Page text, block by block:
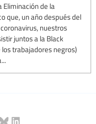
Eliminación de la
que, un año después del
nuestros
juntos a la Black
los trabajadores negros)